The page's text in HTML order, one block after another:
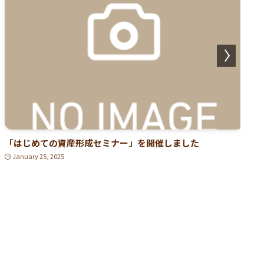
はじめての資産形成セミナー」を開催しました
January 25, 2025